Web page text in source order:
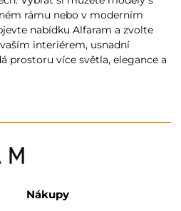
rámu nebo v moderním
nabídku Alfaram a zvolte
interiérem, usnadní
prostoru více světla, elegance a
Nákupy